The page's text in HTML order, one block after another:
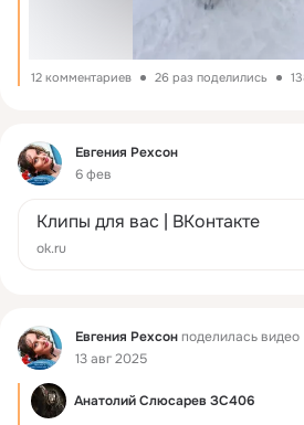
12 комментариев 26 раз поделились
Фид
Евгения Рехсон
6 фев
Клипы для вас | ВКонтакте
ok.ru
Фид Евгения Рехсонподелилась видео
13 авг 2025
Анатолий Слюсарев ЗС406